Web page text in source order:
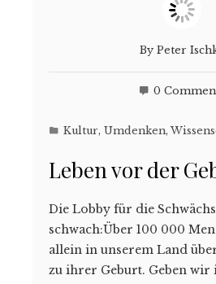
By Peter
0
Kultur, Umdenken,
Leben vor der
Die Lobby für die
schwach:Über 100 000
allein in unserem Land
zu ihrer Geburt. Geben wir